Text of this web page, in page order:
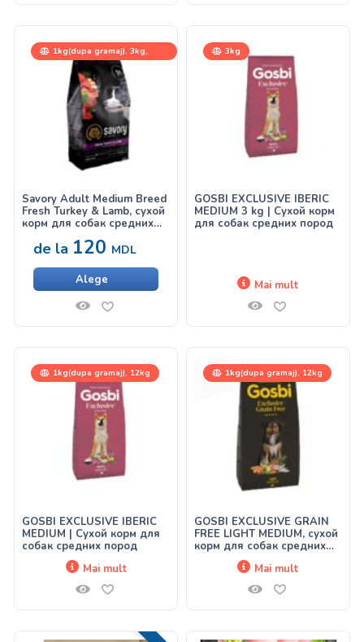
1kg(dupa gramaj), 3kg,
Savory Adult Medium Breed
Fresh Turkey & Lamb, сухой
корм для собак средних
ягненком
de la 120 MDL
Alege
3kg
GOSBI EXCLUSIVE IBERIC
MEDIUM 3 kg | Сухой корм
для собак средних пород
Mai mult
1kg(dupa gramaj), 12kg
GOSBI EXCLUSIVE IBERIC
MEDIUM | Сухой корм для
собак средних пород
Mai mult
1kg(dupa gramaj), 12kg
GOSBI EXCLUSIVE GRAIN
FREE LIGHT MEDIUM, сухой
корм для собак средних
Mai mult